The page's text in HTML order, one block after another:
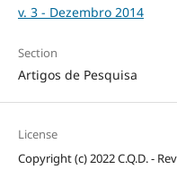
v. 3 - Dezembro 2014
Section
Artigos de Pesquisa
License
Copyright (c) 2022 C.Q.D. -